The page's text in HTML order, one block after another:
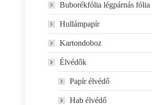
Buborékfólia légpárnás fólia
Hullámpapír
Kartondoboz
Élvédők
Papír élvédő
Hab élvédő